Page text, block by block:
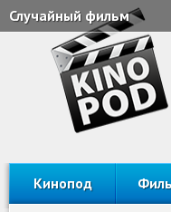
Случайный фильм
Кинопод